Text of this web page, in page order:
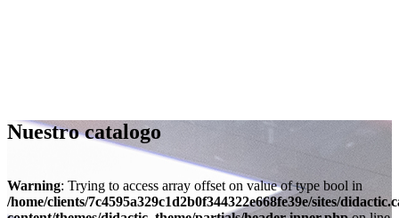
Nuestro catalogo
Warning: Trying to access array offset on value of type bool in
/home/clients/7c4595a329c1d2b0f344322e668fe39e/sites/